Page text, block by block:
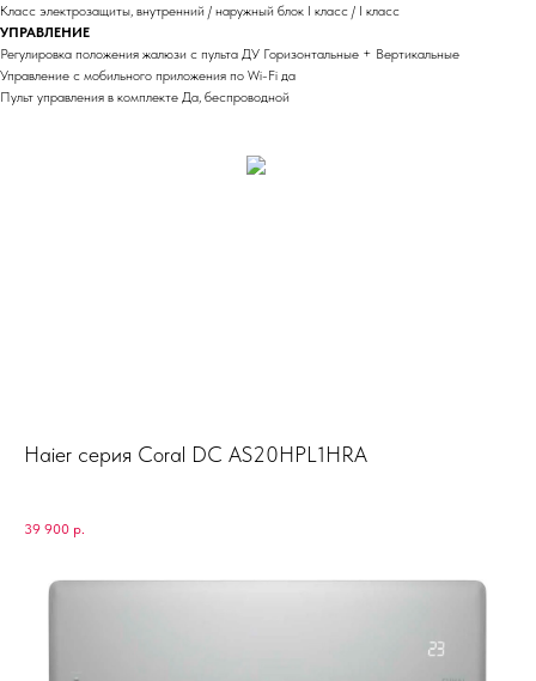
Класс электрозащиты, внутренний / наружный блок I класс / I класс
УПРАВЛЕНИЕ
Регулировка положения жалюзи с пульта ДУ Горизонтальные + Вертикальные
Управление c мобильного приложения по Wi-Fi да
Пульт управления в комплекте Да, беспроводной
Haier серия Coral DC AS20HPL1HRA
39 900 р.